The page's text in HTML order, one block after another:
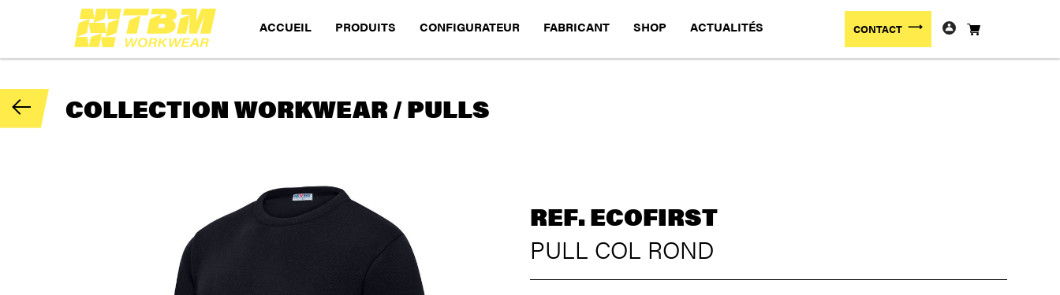
ACCUEIL PRODUITS CONFIGURATEUR FABRICANT SHOP ACTUALITÉS CONTACT
COLLECTION WORKWEAR / PULLS
REF. ECOFIRST
PULL COL ROND